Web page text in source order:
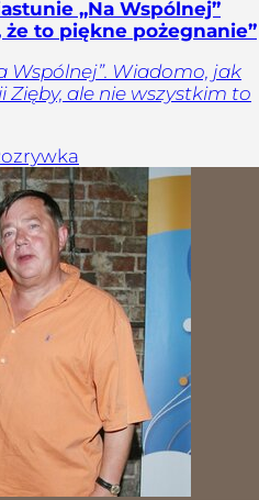
„Na Wspólnej”
że to piękne pożegnanie”
Wspólnej”. Wiadomo, jak
Zięby, ale nie wszystkim to